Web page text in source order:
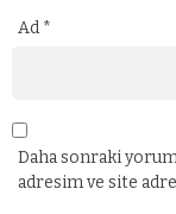
Ad *
Daha sonraki
adresim ve site